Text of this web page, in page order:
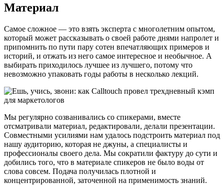
Материал
Самое сложное — это взять эксперта с многолетним опытом,
который может рассказывать о своей работе днями напролет и
припомнить по пути пару сотен впечатляющих примеров и
историй, и отжать из него самое интересное и необычное. А
выбирать приходилось лучшее из лучшего, потому что
невозможно упаковать годы работы в несколько лекций.
Мы регулярно созванивались со спикерами, вместе
отсматривали материал, редактировали, делали презентации.
Совместными усилиями нам удалось подстроить материал под
нашу аудиторию, которая не джуны, а специалисты и
профессионалы своего дела. Мы сократили фактуру до сути и
добились того, что в материале спикеров не было воды от
слова совсем. Подача получилась плотной и
концентрированной, заточенной на применимость знаний.